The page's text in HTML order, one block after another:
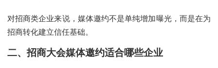
对招商类企业来说，媒体邀约不是单纯增加曝光，而是在为
招商转化建立信任基础。
二、招商大会媒体邀约适合哪些企业